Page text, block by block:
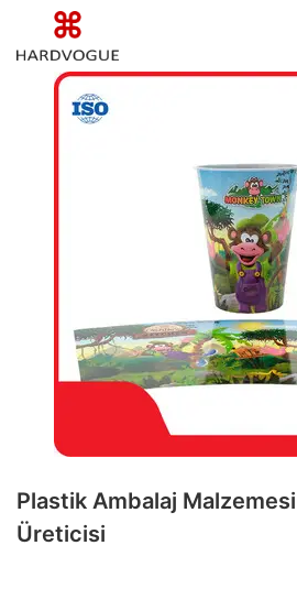
Plastik Ambalaj Malzemesi
Üreticisi